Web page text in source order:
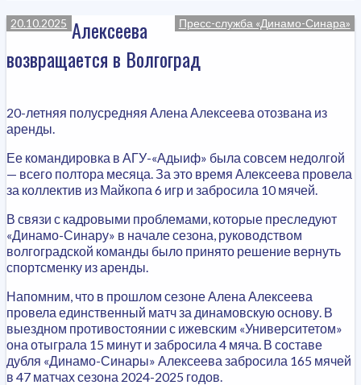
Пресс-служба «Динамо-Синара»
20.10.2025 Алексеева
возвращается в Волгоград
20-летняя полусредняя Алена Алексеева отозвана из
аренды.
Ее командировка в АГУ-«Адыиф» была совсем недолгой
— всего полтора месяца. За это время Алексеева провела
за коллектив из Майкопа 6 игр и забросила 10 мячей.
В связи с кадровыми проблемами, которые преследуют
«Динамо-Синару» в начале сезона, руководством
волгоградской команды было принято решение вернуть
спортсменку из аренды.
Напомним, что в прошлом сезоне Алена Алексеева
провела единственный матч за динамовскую основу. В
выездном противостоянии с ижевским «Университетом»
она отыграла 15 минут и забросила 4 мяча. В составе
дубля «Динамо-Синары» Алексеева забросила 165 мячей
в 47 матчах сезона 2024-2025 годов.